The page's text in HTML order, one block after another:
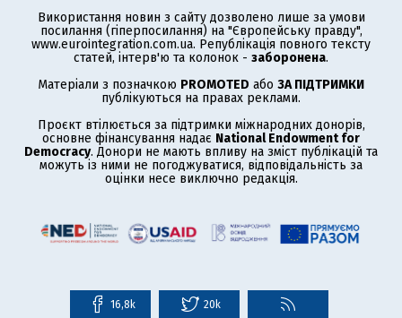
Використання новин з сайту дозволено лише за умови
посилання (гіперпосилання) на "Європейську правду",
www.eurointegration.com.ua. Републікація повного тексту
статей, інтерв'ю та колонок - заборонена.
Матеріали з позначкою PROMOTED або ЗА ПІДТРИМКИ
публікуються на правах реклами.
Проєкт втілюється за підтримки міжнародних донорів,
основне фінансування надає National Endowment for
Democracy. Донори не мають впливу на зміст публікацій та
можуть із ними не погоджуватися, відповідальність за
оцінки несе виключно редакція.
16,8k 20k